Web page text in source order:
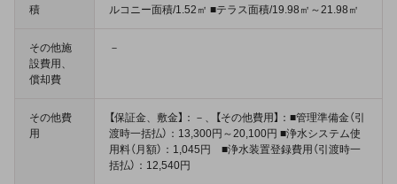
積
ルコニー面積/1.52㎡ ■テラス面積/19.98㎡～21.98㎡
その他施
設費用、
償却費
－
その他費
用
【保証金、敷金】：－、【その他費用】：■管理準備金（引
渡時一括払）：13,300円～20,100円 ■浄水システム使
用料（月額）：1,045円 ■浄水装置登録費用（引渡時一
括払）：12,540円